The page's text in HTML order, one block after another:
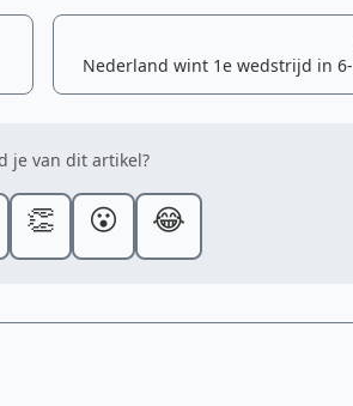
Nederland wint 1e wedstrijd in
je van dit artikel?
👏 😮 😂